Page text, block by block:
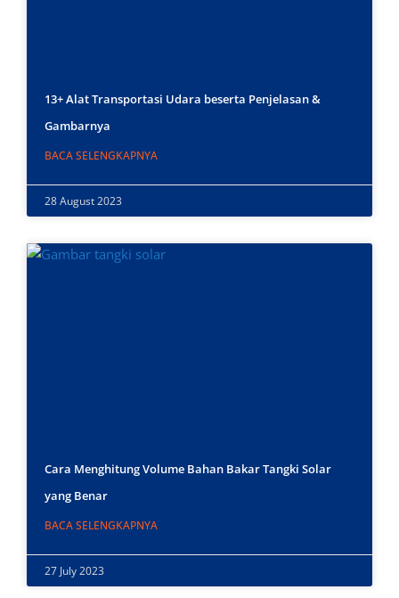
13+ Alat Transportasi Udara beserta Penjelasan &
Gambarnya
BACA SELENGKAPNYA
28 August 2023
Cara Menghitung Volume Bahan Bakar Tangki Solar
yang Benar
BACA SELENGKAPNYA
27 July 2023